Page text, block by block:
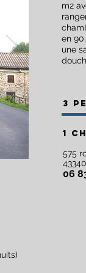
m2
en
une
3
1
575
43
06